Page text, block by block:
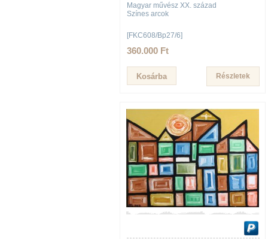
Magyar művész XX. század
Színes arcok
[FKC608/Bp27/6]
360.000 Ft
Részletek